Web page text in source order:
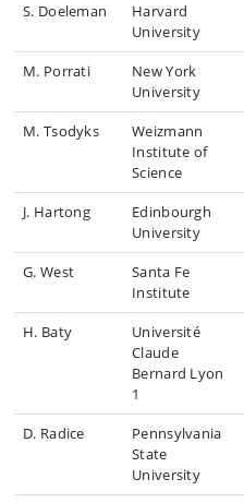
S. Doeleman
Harvard
University
M. Porrati
New York
University
M. Tsodyks
Weizmann
Institute of
Science
J. Hartong
Edinbourgh
University
G. West
Santa Fe
Institute
H. Baty
Université
Claude
Bernard Lyon
1
D. Radice
Pennsylvania
State
University